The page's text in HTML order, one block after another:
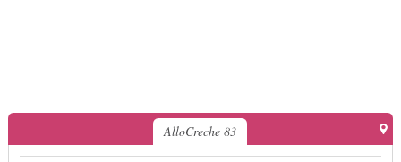
AlloCreche 83